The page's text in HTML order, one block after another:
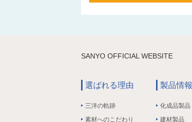
SANYO OFFICIAL WEBSITE
選ばれる理由
三洋の軌跡
素材へのこだわり
製品情報
化成品製品
建材製品